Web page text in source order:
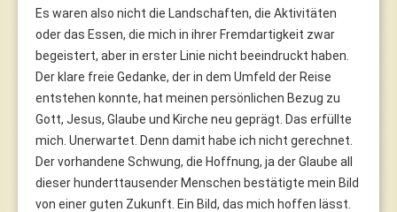
Es waren also nicht die Landschaften, die Aktivitäten
oder das Essen, die mich in ihrer Fremdartigkeit zwar
begeistert, aber in erster Linie nicht beeindruckt haben.
Der klare freie Gedanke, der in dem Umfeld der Reise
entstehen konnte, hat meinen persönlichen Bezug zu
Gott, Jesus, Glaube und Kirche neu geprägt. Das erfüllte
mich. Unerwartet. Denn damit habe ich nicht gerechnet.
Der vorhandene Schwung, die Hoffnung, ja der Glaube all
dieser hunderttausender Menschen bestätigte mein Bild
von einer guten Zukunft. Ein Bild, das mich hoffen lässt.